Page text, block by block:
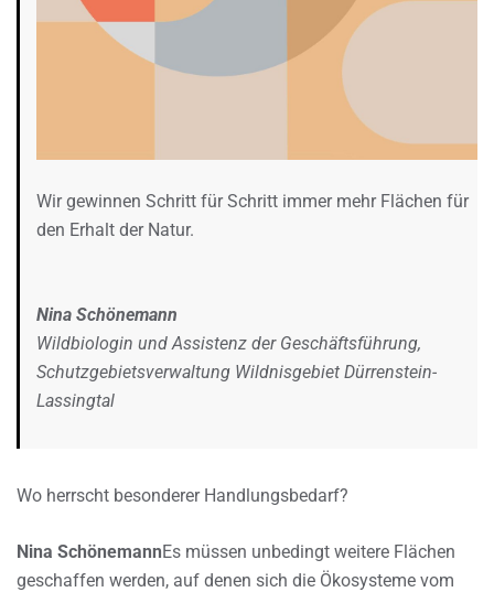
Wir gewinnen Schritt für Schritt immer mehr Flächen für
den Erhalt der Natur.
Nina Schönemann
Wildbiologin und Assistenz der Geschäftsführung,
Schutzgebietsverwaltung Wildnisgebiet Dürrenstein-
Lassingtal
Wo herrscht besonderer Handlungsbedarf?
Nina SchönemannEs müssen unbedingt weitere Flächen
geschaffen werden, auf denen sich die Ökosysteme vom